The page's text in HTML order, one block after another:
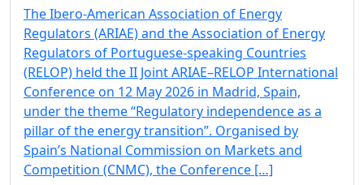
The Ibero-American Association of Energy
Regulators (ARIAE) and the Association of Energy
Regulators of Portuguese-speaking Countries
(RELOP) held the II Joint ARIAE–RELOP International
Conference on 12 May 2026 in Madrid, Spain,
under the theme “Regulatory independence as a
pillar of the energy transition”. Organised by
Spain’s National Commission on Markets and
Competition (CNMC), the Conference […]